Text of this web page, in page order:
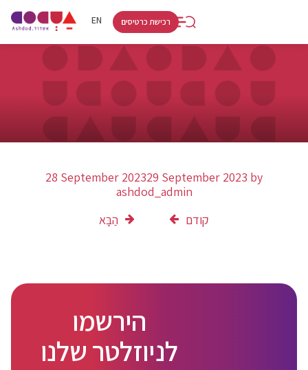
EN
HE
רכישת כרטיסים
28 September 202329 September 2023 by
ashdod_admin
קודם
הַבָּא
הירשמו
לניוזלטר שלנו